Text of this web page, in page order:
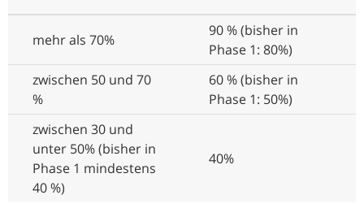
mehr als 70%
90 % (bisher in
Phase 1: 80%)
zwischen 50 und 70
%
60 % (bisher in
Phase 1: 50%)
zwischen 30 und
unter 50% (bisher in
Phase 1 mindestens
40 %)
40%